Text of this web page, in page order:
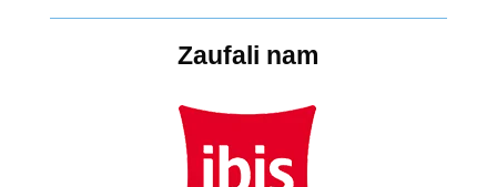
Zaufali nam